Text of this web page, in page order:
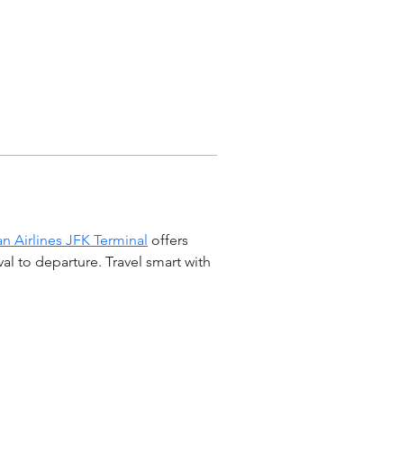
Airlines JFK Terminal offers
to departure. Travel smart with